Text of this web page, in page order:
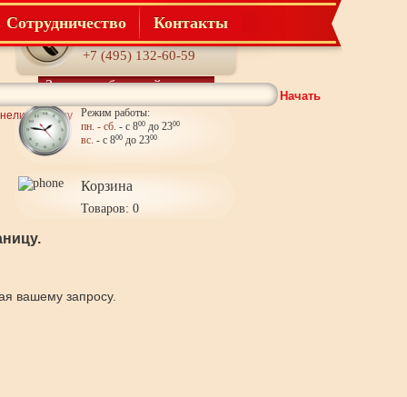
Телефон:
+7 (495) 132-60-59
Заказать обратный звонок
Режим работы:
пн. - сб. - с 800до 2300
вс. - с 800до 2300
Корзина
Товаров: 0
Сотрудничество Контакты
Начать
на стену
вашему запросу.